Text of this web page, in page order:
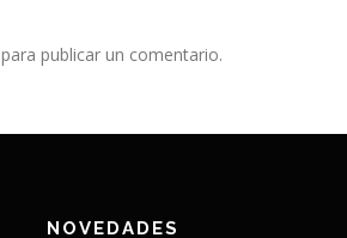
para publicar un comentario.
NOVEDADES